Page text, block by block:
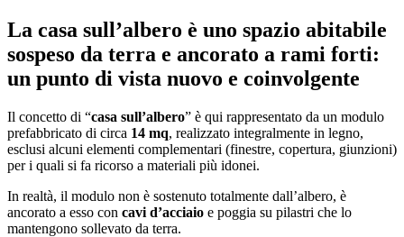
La casa sull’albero è uno spazio abitabile
sospeso da terra e ancorato a rami forti:
un punto di vista nuovo e coinvolgente
Il concetto di “casa sull’albero” è qui rappresentato da un modulo
prefabbricato di circa 14 mq, realizzato integralmente in legno,
esclusi alcuni elementi complementari (finestre, copertura, giunzioni)
per i quali si fa ricorso a materiali più idonei.
In realtà, il modulo non è sostenuto totalmente dall’albero, è
ancorato a esso con cavi d’acciaio e poggia su pilastri che lo
mantengono sollevato da terra.